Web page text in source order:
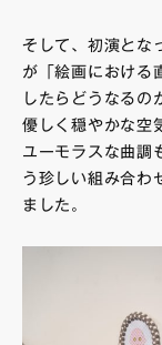
そして、初演とな
が「絵画における
したらどうなるの
優しく穏やかな空
ユーモラスな曲調
う珍しい組み合わ
ました。